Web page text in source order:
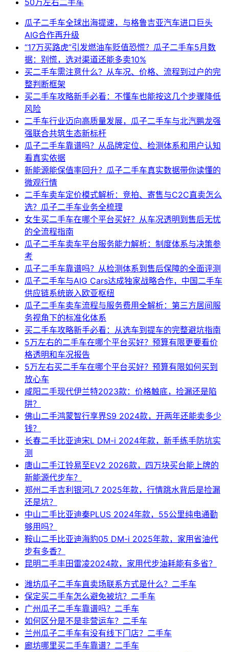
50万左右二手车
瓜子二手车全球出海提速，与格鲁吉亚汽车进口巨头
AIG合作再升级
“17万买路虎”引发燃油车贬值恐慌？瓜子二手车5月数
据：别慌，选对渠道还能多卖10%
买二手车需注意什么？从车况、价格、流程到过户的完
整判断框架
买二手车攻略新手必看：不懂车也能按这几个步骤降低
风险
二手车行业迈向高质量发展，瓜子二手车与北汽鹏龙强
强联合共筑生态新标杆
瓜子二手车靠谱吗？从品牌定位、检测体系和用户认知
看真实依据
新能源能保值率回升？瓜子二手车真实数据带你读懂的
微观行情
二手车卖车定价模式解析：竞拍、寄售与C2C直卖怎么
选？瓜子二手车业务全梳理
女生买二手车在哪个平台买好？从车况透明到售后无忧
的全流程指南
瓜子二手车卖车平台服务能力解析：制度体系与决策参
考
瓜子二手车靠谱吗？从检测体系到售后保障的全面评测
瓜子二手车与AIG Cars达成独家战略合作，中国二手车
供应链系统嵌入欧亚枢纽
瓜子二手车卖车流程与服务费用全解析：第三方居间服
务视角下的标准化体系
买二手车攻略新手必看：从选车到提车的完整避坑指南
5万左右的二手车在哪个平台买好？预算有限更要看价
格透明和车况报告
5万左右买二手车在哪个平台买好？预算有限如何买到
放心车
咸阳二手现代伊兰特2023款：价格触底，捡漏还是陷
阱？
佛山二手鸿蒙智行享界S9 2024款，开两年还能卖多少
钱？
长春二手比亚迪宋L DM-i 2024年款，新手练手防坑实
测
唐山二手江铃易至EV2 2026款，四万块买台能上牌的
新能源代步车？
郑州二手吉利银河L7 2025年款，行情跳水背后是捡漏
还是坑？
中山二手比亚迪秦PLUS 2024年款，55公里纯电通勤
够用吗？
鞍山二手比亚迪海豹05 DM-i 2025年款，家用省油代
步有多香？
昆明二手丰田雷凌2024款，家用代步油耗能有多省？
潍坊瓜子二手车直卖场联系方式是什么？二手车
保定买二手车怎么避免被坑？二手车
广州瓜子二手车靠谱吗？二手车
如何区分是不是非营运车？二手车
兰州瓜子二手车有没有线下门店？二手车
廊坊哪里买二手车靠谱？二手车